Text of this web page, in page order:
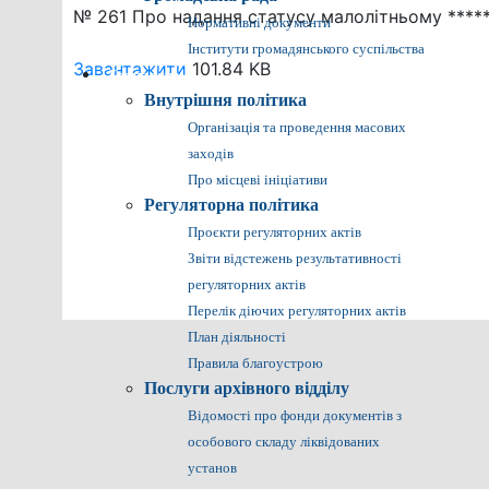
Нормативні документи
Інститути громадянського суспільства
Громадянам
Внутрішня політика
Організація та проведення масових
заходів
Про місцеві ініціативи
Регуляторна політика
Проєкти регуляторних актів
Звіти відстежень результативності
регуляторних актів
Перелік діючих регуляторних актів
План діяльності
Правила благоустрою
Послуги архівного відділу
Відомості про фонди документів з
особового складу ліквідованих
установ
№ 261 Про надання статусу малолітньому
Завантажити 101.84 KB